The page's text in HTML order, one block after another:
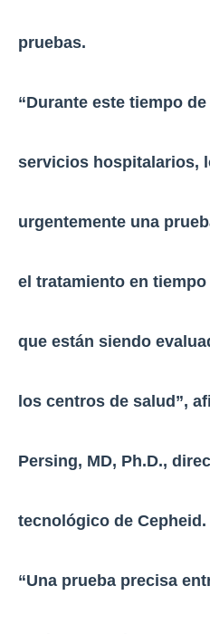
pruebas.
“Durante este tiempo
servicios hospitalarios,
urgentemente una
el tratamiento en
que están siendo
los centros de salud”,
Persing, MD, Ph.D.,
tecnológico de Cepheid.
“Una prueba precisa